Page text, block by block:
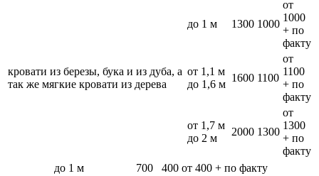
кровати из березы, бука и из дуба, а
так же мягкие кровати из дерева
до 1 м 1300 1000
от
1000
+ по
факту
от 1,1 м
до 1,6 м
1600 1100
от
1100
+ по
факту
от 1,7 м
до 2 м
2000 1300
от
1300
+ по
факту
до 1 м 700 400 от 400 + по факту